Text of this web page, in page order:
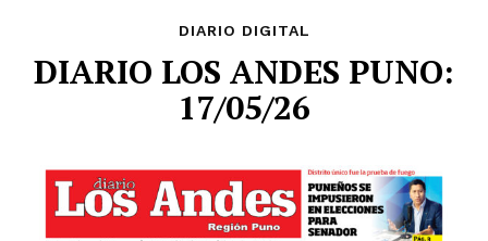
DIARIO DIGITAL
DIARIO LOS ANDES PUNO:
17/05/26